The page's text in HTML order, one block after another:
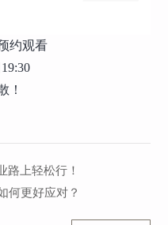
约观看
！
路上轻松行！
何更好应对？